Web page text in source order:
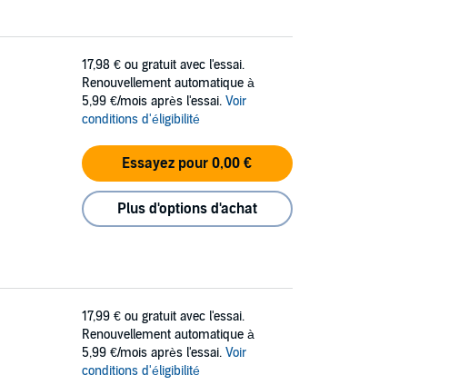
17,98 € ou gratuit avec l'essai.
Renouvellement automatique à
5,99 €/mois après l'essai. Voir
conditions d'éligibilité
Essayez pour 0,00 €
Plus d'options d'achat
17,99 € ou gratuit avec l'essai.
Renouvellement automatique à
5,99 €/mois après l'essai. Voir
conditions d'éligibilité